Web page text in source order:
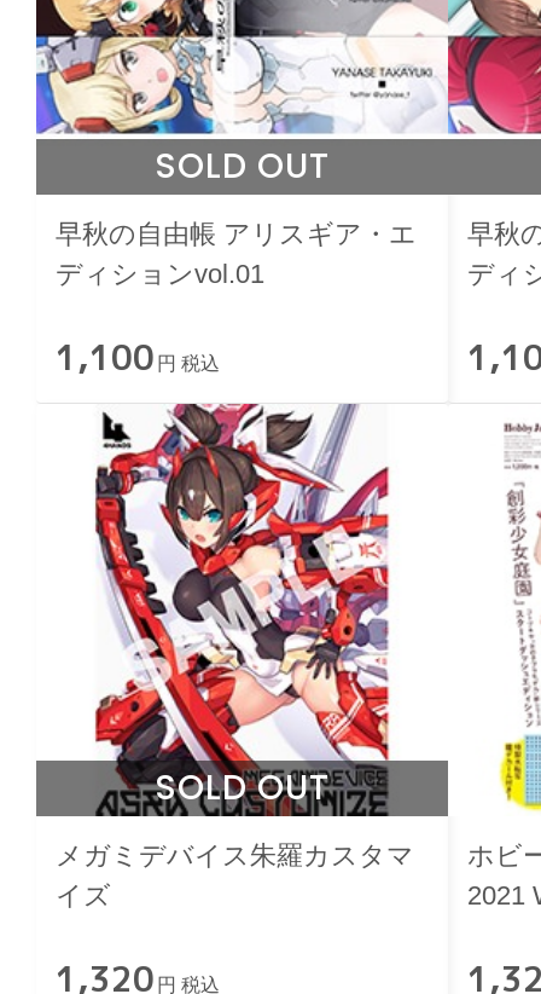
SOLD OUT
早秋の自由帳 アリスギア・エ
ディションvol.01
1,100 円 税込
早秋
ディ
SOLD OUT
メガミデバイス朱羅カスタマ
イズ
1,320 円 税込
ホビ
2021